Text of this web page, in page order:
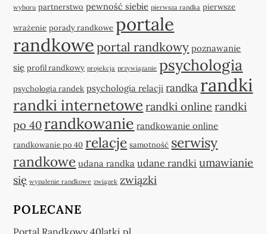
wyboru partnerstwo pewność siebie pierwsza randka pierwsze
wrażenie porady randkowe portale
randkowe portal randkowy poznawanie
się profil randkowy projekcja przywiązanie psychologia
psychologia randek psychologia relacji randka randki
randki internetowe randki online randki
po 40 randkowanie randkowanie online
randkowanie po 40 relacje samotność serwisy
randkowe udana randka udane randki umawianie
się wypalenie randkowe związek związki
POLECANE